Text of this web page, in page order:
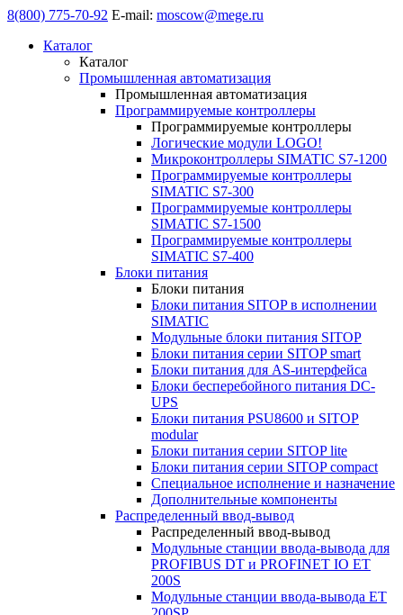
8(800) 775-70-92 E-mail: moscow@mege.ru
Каталог
Каталог
Промышленная автоматизация
Промышленная автоматизация
Программируемые контроллеры
Программируемые контроллеры
Логические модули LOGO!
Микроконтроллеры SIMATIC S7-1200
Программируемые контроллеры
SIMATIC S7-300
Программируемые контроллеры
SIMATIC S7-1500
Программируемые контроллеры
SIMATIC S7-400
Блоки питания
Блоки питания
Блоки питания SITOP в исполнении
SIMATIC
Модульные блоки питания SITOP
Блоки питания серии SITOP smart
Блоки питания для AS-интерфейса
Блоки бесперебойного питания DC-
UPS
Блоки питания PSU8600 и SITOP
modular
Блоки питания серии SITOP lite
Блоки питания серии SITOP compact
Специальное исполнение и назначение
Дополнительные компоненты
Распределенный ввод-вывод
Распределенный ввод-вывод
Модульные станции ввода-вывода для
PROFIBUS DT и PROFINET IO ET
200S
Модульные станции ввода-вывода ET